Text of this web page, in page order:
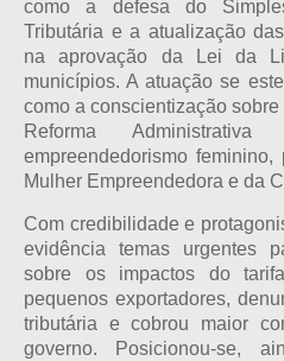
como a defesa do
Tributária e a atualização
na aprovação da Lei da
municípios. A atuação se
como a conscientização
Reforma
empreendedorismo
Mulher Empreendedora e da
Com credibilidade e
evidência temas urgentes
sobre os impactos do
pequenos exportadores,
tributária e cobrou maior
governo. Posicionou-se,